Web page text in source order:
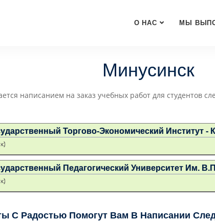
О НАС МЫ
Минусинск
написанием на заказ учебных работ для студентов
Торгово-Экономический Институт -
Педагогический Университет Им.
С Радостью Помогут Вам В Написании